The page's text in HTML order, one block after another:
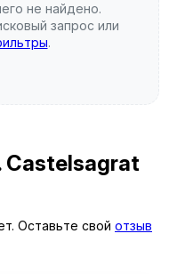
не найдено.
запрос или
.
Castelsagrat
Оставьте свой отзыв